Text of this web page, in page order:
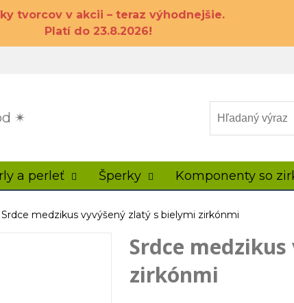
tvorcov v akcii – teraz výhodnejšie.
Platí do 23.8.2026!
✴
a perleť Šperky Komponenty so
Srdce medzikus vyvýšený zlatý s bielymi zirkónmi
Srdce
zirkónmi